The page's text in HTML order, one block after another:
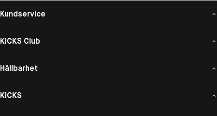
Kundservice
KICKS Club
Hållbarhet
KICKS